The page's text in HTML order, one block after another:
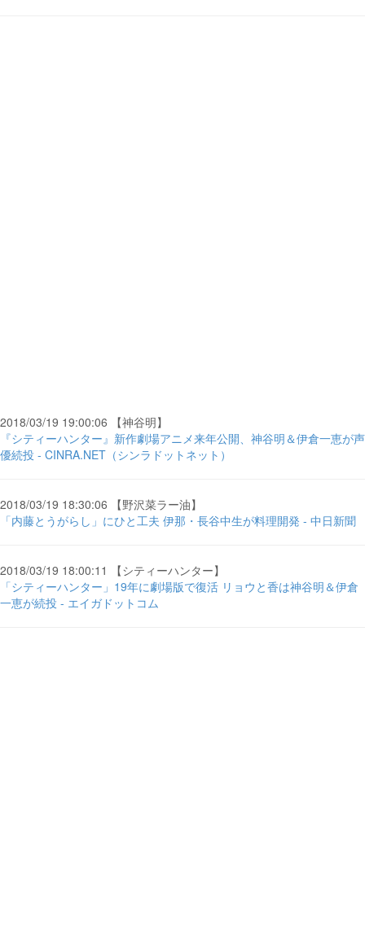
2018/03/19 19:00:06 【神谷明】
『シティーハンター』新作劇場アニメ来年公開、神谷明＆伊倉一恵が声
優続投 - CINRA.NET（シンラドットネット）
2018/03/19 18:30:06 【野沢菜ラー油】
「内藤とうがらし」にひと工夫 伊那・長谷中生が料理開発 - 中日新聞
2018/03/19 18:00:11 【シティーハンター】
「シティーハンター」19年に劇場版で復活 リョウと香は神谷明＆伊倉
一恵が続投 - エイガドットコム